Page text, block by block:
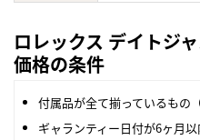
ロレックス デイトジ
価格の条件
付属品が全て揃っているもの
ギャランティー日付が6ヶ月